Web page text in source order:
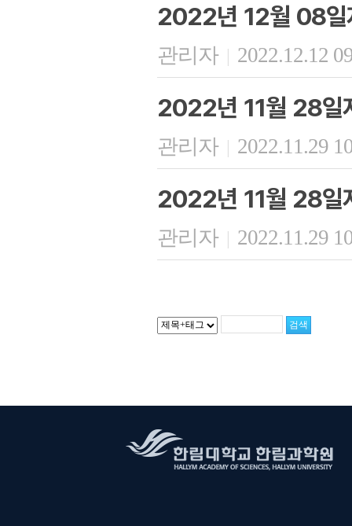
2022년 12월 08일
관리자 | 2022.12.12
2022년 11월 28일
관리자 | 2022.11.29
2022년 11월 28일
관리자 | 2022.11.29